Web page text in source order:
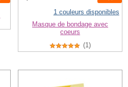
1 couleurs disponibles
Masque de bondage avec
coeurs
(1)